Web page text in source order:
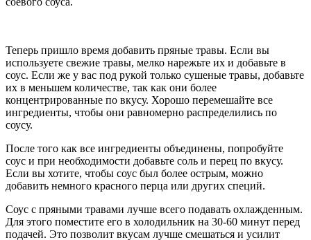
Теперь пришло время добавить пряные травы. Если вы
используете свежие травы, мелко нарежьте их и добавьте в
соус. Если же у вас под рукой только сушеные травы, добавьте
их в меньшем количестве, так как они более
концентрированные по вкусу. Хорошо перемешайте все
ингредиенты, чтобы они равномерно распределились по
соусу.
После того как все ингредиенты объединены, попробуйте
соус и при необходимости добавьте соль и перец по вкусу.
Если вы хотите, чтобы соус был более острым, можно
добавить немного красного перца или других специй.
Соус с пряными травами лучше всего подавать охлажденным.
Для этого поместите его в холодильник на 30-60 минут перед
подачей. Это позволит вкусам лучше смешаться и усилит